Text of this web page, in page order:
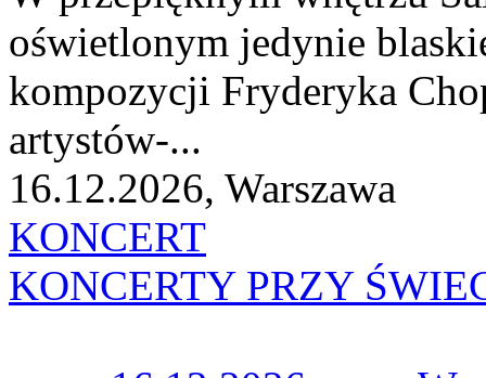
oświetlonym jedynie
kompozycji Fryderyka
artystów-...
16.12.2026, Warszawa
KONCERT
KONCERTY PRZY